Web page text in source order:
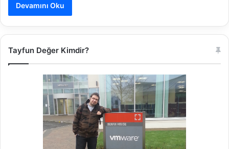
Devamını Oku
Tayfun Değer Kimdir?